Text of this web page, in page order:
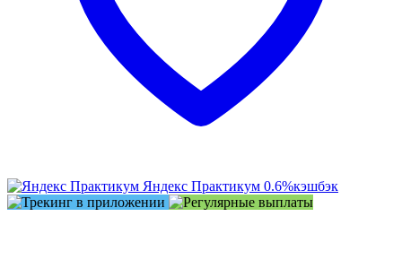
Яндекс Практикум 0.6%кэшбэк